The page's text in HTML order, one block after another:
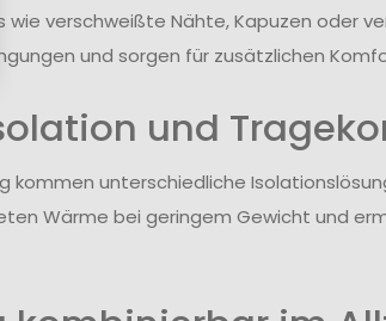
wie verschweißte Nähte, Kapuzen oder
und sorgen für zusätzlichen
und
kommen unterschiedliche
Wärme bei geringem Gewicht und